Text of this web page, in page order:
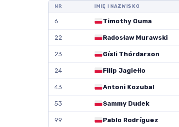
NR IMIĘ I NAZWISKO
6 Timothy Ouma
22 Radosław Murawski
23 Gísli Thórdarson
24 Filip Jagiełło
43 Antoni Kozubal
53 Sammy Dudek
99 Pablo Rodríguez